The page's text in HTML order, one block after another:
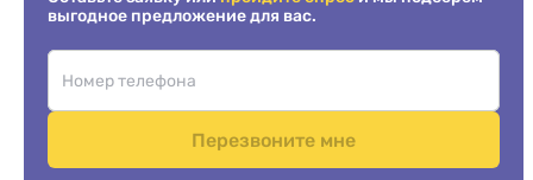
выгодное предложение для вас.
Перезвоните мне